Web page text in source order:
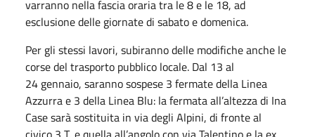
varranno nella fascia oraria tra le 8 e le 18, ad
esclusione delle giornate di sabato e domenica.
Per gli stessi lavori, subiranno delle modifiche anche le
corse del trasporto pubblico locale. Dal 13 al
24 gennaio, saranno sospese 3 fermate della Linea
Azzurra e 3 della Linea Blu: la fermata all’altezza di Ina
Case sarà sostituita in via degli Alpini, di fronte al